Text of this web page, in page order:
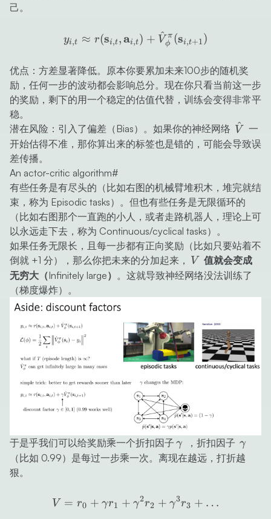
己。
y_{i,t} \approx
yi,t ≈ r(si,t,ai,t) + V
^
ϕ
π (si,t+1 )
优点：方差显著降低。原本你要累加未来100步的随机奖
励，任何一步的波动都会影响总分。现在你只看当前这一步
的奖励，剩下的用一个稳定的估值代替，训练会变得非常平
稳。
潜在风险：引入了偏差（Bias）。如果你的神经网络 V
^ 一
开始估得不准，那你算出来的标签也是错的，可能会导致误
差传播。
An actor-critic algorithm#
有些任务是有尽头的（比如右图的机械臂堆积木，堆完就结
束，称为 Episodic tasks）。但也有些任务是无限循环的
（比如右图那个一直跑的小人，或者走路机器人，理论上可
以永远走下去，称为 Continuous/cyclical tasks）。
如果任务无限长，且每一步都有正向奖励（比如只要站着不
倒就 +1 分），那么你把未来的分加起来， V
V
值就会变成
无穷大（Infinitely large） 。这就导致神经网络没法训练了
（梯度爆炸）。
于是乎我们可以给奖励乘一个折扣因子 \gamma
γ ，折扣因子 γ
（比如 0.99）是每过一步乘一次。离现在越远，打折越
狠。
V = r_0 + \gamma r_1 +
V = r0 + γr1 + γ2r2 + γ3r3 + …